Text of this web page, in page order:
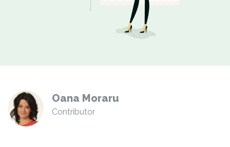
Oana Moraru
Contributor